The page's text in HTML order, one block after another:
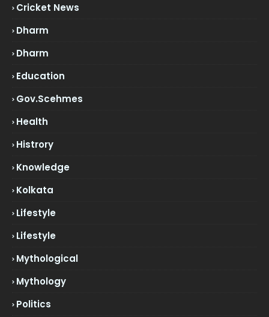
Cricket News
Dharm
Dharm
Education
Gov.scehmes
Health
Histrory
Knowledge
Kolkata
Lifestyle
Lifestyle
Mythological
Mythology
Politics